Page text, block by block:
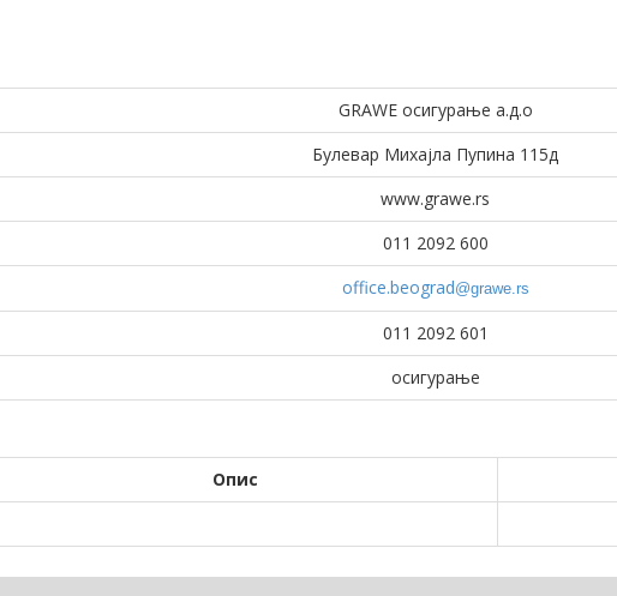
GRAWE осигурање a.д.o
Булевар Михајла Пупина 115д
www.grawe.rs
011 2092 600
office.beograd@grawe.rs
011 2092 601
осигурање
Опис